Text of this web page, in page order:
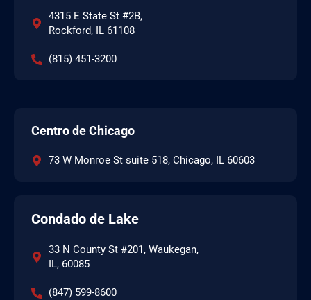
4315 E State St #2B,
Rockford, IL 61108
(815) 451-3200
Centro de Chicago
73 W Monroe St suite 518, Chicago, IL 60603
Condado de Lake
33 N County St #201, Waukegan,
IL, 60085
(847) 599-8600